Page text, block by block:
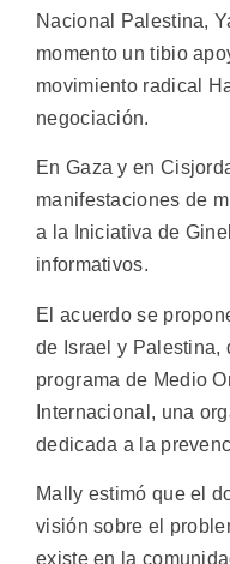
Nacional Palestina,
momento un tibio
movimiento radical
negociación.
En Gaza y en
manifestaciones de
a la Iniciativa de
informativos.
El acuerdo se
de Israel y Palestina,
programa de Medio
Internacional, una
dedicada a la
Mally estimó que el
visión sobre el
existe en la